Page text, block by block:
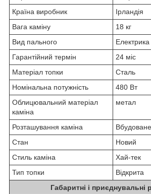
Країна виробник
Ірландія
Вага каміну
18 кг
Вид пального
Електрика
Гарантійний термін
24 міс
Матеріал топки
Сталь
Номінальна потужність
480 Вт
Облицювальний матеріал
каміна
метал
Розташування каміна
Вбудоване
Стан
Новий
Стиль каміна
Хай-тек
Тип топки
Відкрита
Габаритні і приєднувальні